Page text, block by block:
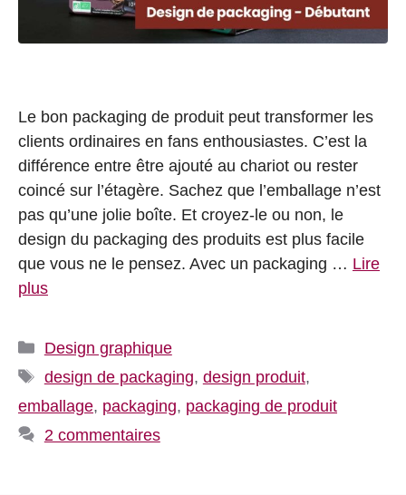
Le bon packaging de produit peut transformer les
clients ordinaires en fans enthousiastes. C’est la
différence entre être ajouté au chariot ou rester
coincé sur l’étagère. Sachez que l’emballage n’est
pas qu’une jolie boîte. Et croyez-le ou non, le
design du packaging des produits est plus facile
que vous ne le pensez. Avec un packaging … Lire
plus
Catégories
Design graphique
Étiquettes
design de packaging, design produit,
emballage, packaging, packaging de produit
2 commentaires